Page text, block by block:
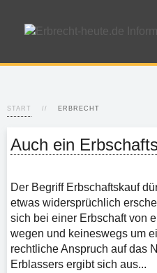
START ERBRECHT
Auch ein
Der Begriff Erbschaftskauf
etwas widersprüchlich
sich bei einer Erbschaft von
wegen und keineswegs um
rechtliche Anspruch auf das
Erblassers ergibt sich aus...